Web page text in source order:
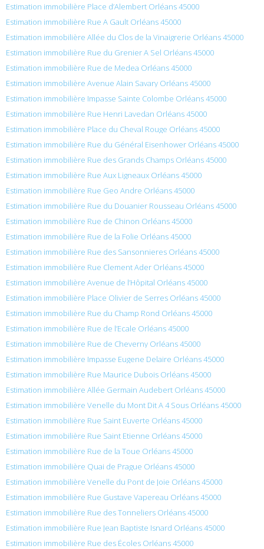
Estimation immobilière Place d’Alembert Orléans 45000
Estimation immobilière Rue A Gault Orléans 45000
Estimation immobilière Allée du Clos de la Vinaigrerie Orléans 45000
Estimation immobilière Rue du Grenier A Sel Orléans 45000
Estimation immobilière Rue de Medea Orléans 45000
Estimation immobilière Avenue Alain Savary Orléans 45000
Estimation immobilière Impasse Sainte Colombe Orléans 45000
Estimation immobilière Rue Henri Lavedan Orléans 45000
Estimation immobilière Place du Cheval Rouge Orléans 45000
Estimation immobilière Rue du Général Eisenhower Orléans 45000
Estimation immobilière Rue des Grands Champs Orléans 45000
Estimation immobilière Rue Aux Ligneaux Orléans 45000
Estimation immobilière Rue Geo Andre Orléans 45000
Estimation immobilière Rue du Douanier Rousseau Orléans 45000
Estimation immobilière Rue de Chinon Orléans 45000
Estimation immobilière Rue de la Folie Orléans 45000
Estimation immobilière Rue des Sansonnieres Orléans 45000
Estimation immobilière Rue Clement Ader Orléans 45000
Estimation immobilière Avenue de l’Hôpital Orléans 45000
Estimation immobilière Place Olivier de Serres Orléans 45000
Estimation immobilière Rue du Champ Rond Orléans 45000
Estimation immobilière Rue de l’Ecale Orléans 45000
Estimation immobilière Rue de Cheverny Orléans 45000
Estimation immobilière Impasse Eugene Delaire Orléans 45000
Estimation immobilière Rue Maurice Dubois Orléans 45000
Estimation immobilière Allée Germain Audebert Orléans 45000
Estimation immobilière Venelle du Mont Dit A 4 Sous Orléans 45000
Estimation immobilière Rue Saint Euverte Orléans 45000
Estimation immobilière Rue Saint Etienne Orléans 45000
Estimation immobilière Rue de la Toue Orléans 45000
Estimation immobilière Quai de Prague Orléans 45000
Estimation immobilière Venelle du Pont de Joie Orléans 45000
Estimation immobilière Rue Gustave Vapereau Orléans 45000
Estimation immobilière Rue des Tonneliers Orléans 45000
Estimation immobilière Rue Jean Baptiste Isnard Orléans 45000
Estimation immobilière Rue des Écoles Orléans 45000